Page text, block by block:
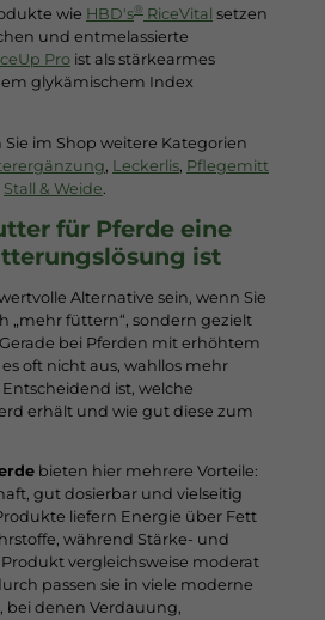
wie HBD's® RiceVital setzen
und entmelassierte
Pro ist als stärkearmes
glykämischem Index
im Shop weitere Kategorien
, Leckerlis, Pflegemitt
Stall & Weide.
für Pferde eine
ist
Alternative sein, wenn Sie
„mehr füttern“, sondern gezielt
bei Pferden mit erhöhtem
oft nicht aus, wahllos mehr
ist, welche
erhält und wie gut diese zum
bieten hier mehrere Vorteile:
gut dosierbar und vielseitig
liefern Energie über Fett
während Stärke- und
vergleichsweise moderat
passen sie in viele moderne
denen Verdauung,